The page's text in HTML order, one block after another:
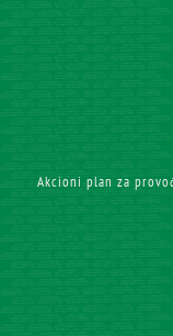
Akcioni plan za